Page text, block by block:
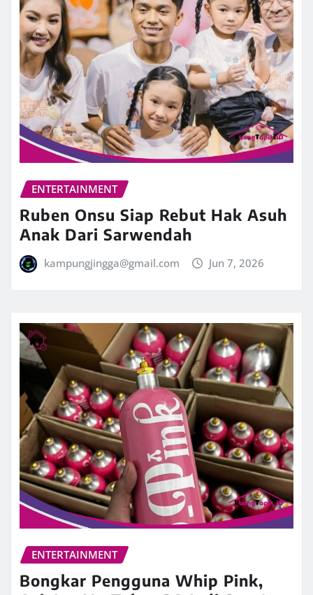
ENTERTAINMENT
Ruben Onsu Siap Rebut Hak Asuh
Anak Dari Sarwendah
kampungjingga@gmail.com Jun 7, 2026
ENTERTAINMENT
Bongkar Pengguna Whip Pink,